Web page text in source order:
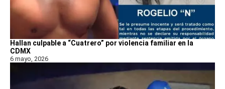
Hallan culpable a “Cuatrero” por violencia familiar en la
CDMX
6 mayo, 2026